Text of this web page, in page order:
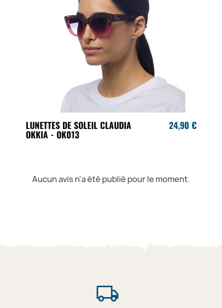
LUNETTES DE SOLEIL CLAUDIA
OKKIA - OK013
24,90 €
Aucun avis n'a été publié pour le moment.